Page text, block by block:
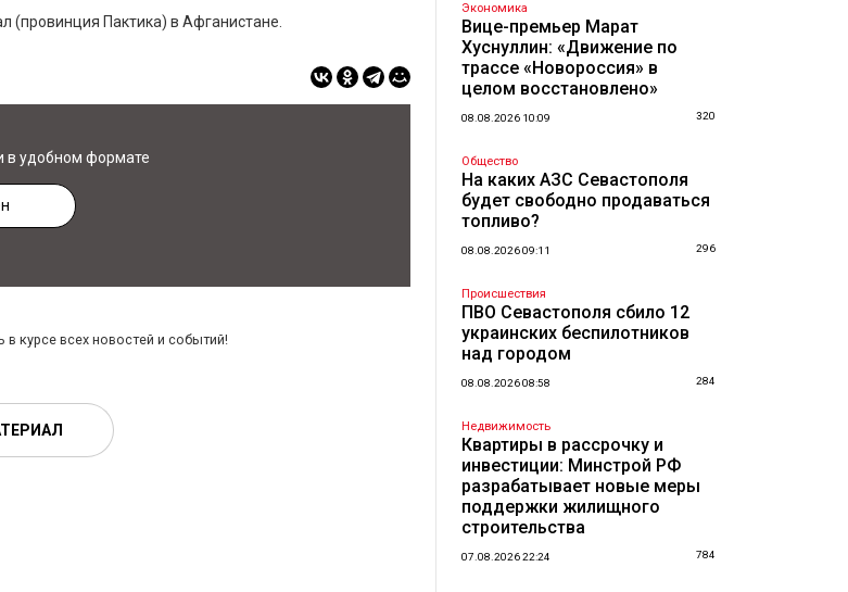
(провинция Пактика) в Афганистане.
в удобном формате
в курсе всех новостей и событий!
Экономика
Вице-премьер Марат
Хуснуллин: «Движение по
трассе «Новороссия» в
целом восстановлено»
08.08.2026 10:09 320
Общество
На каких АЗС Севастополя
будет свободно продаваться
топливо?
08.08.2026 09:11 296
Происшествия
ПВО Севастополя сбило 12
украинских беспилотников
над городом
08.08.2026 08:58 284
Недвижимость
Квартиры в рассрочку и
инвестиции: Минстрой РФ
разрабатывает новые меры
поддержки жилищного
строительства
07.08.2026 22:24 784